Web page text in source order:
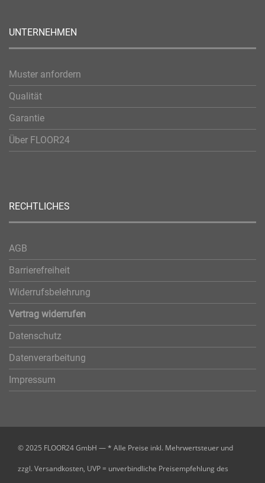
UNTERNEHMEN
Muster anfordern
Qualität
Garantie
Über FLOOR24
RECHTLICHES
AGB
Barrierefreiheit
Widerrufsbelehrung
Vertrag widerrufen
Datenschutz
Datenverarbeitung
Impressum
© 2025 FLOOR24 GmbH — * Alle Preise inkl. Mehrwertsteuer und
zzgl. Versandkosten, UVP = unverbindliche Preisempfehlung des